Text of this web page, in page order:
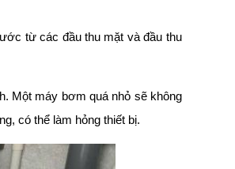
từ các đầu thu mặt và đầu thu
Một máy bơm quá nhỏ sẽ không
có thể làm hỏng thiết bị.